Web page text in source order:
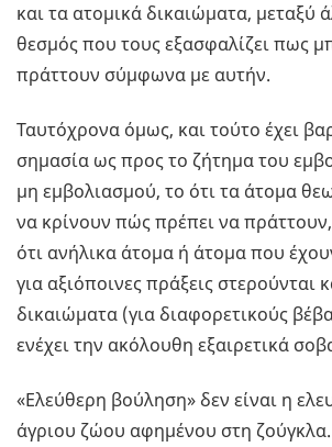
και τα ατομικά δικαιώματα, μεταξύ
θεσμός που τους εξασφαλίζει πως
πράττουν σύμφωνα με αυτήν.
Ταυτόχρονα όμως, και τούτο έχει
σημασία ως προς το ζήτημα του
μη εμβολιασμού, το ότι τα άτομα
να κρίνουν πώς πρέπει να
ότι ανήλικα άτομα ή άτομα που
για αξιόποινες πράξεις στερούνται
δικαιώματα (για διαφορετικούς
ενέχει την ακόλουθη εξαιρετικά
«Ελεύθερη βούληση» δεν είναι η
άγριου ζώου αφημένου στη